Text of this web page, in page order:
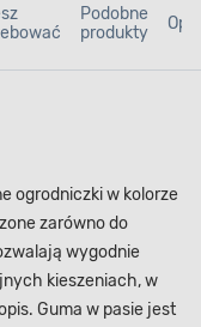
Podobne
produkty
ogrodniczki w kolorze
zarówno do
wygodnie
kieszeniach, w
Guma w pasie jest